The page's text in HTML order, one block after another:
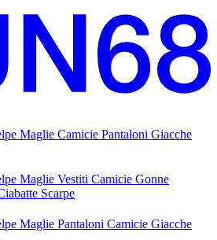
Maglie Camicie Pantaloni Giacche
Maglie Vestiti Camicie Gonne
Scarpe
Maglie Pantaloni Camicie Giacche